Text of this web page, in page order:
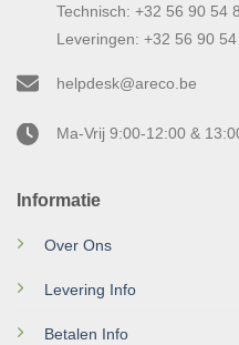
Informatie
Over Ons
Levering Info
Betalen Info
Technisch: +32 56 90 54
Leveringen: +32 56 90 54
helpdesk@areco.be
Ma-Vrij 9:00-12:00 &